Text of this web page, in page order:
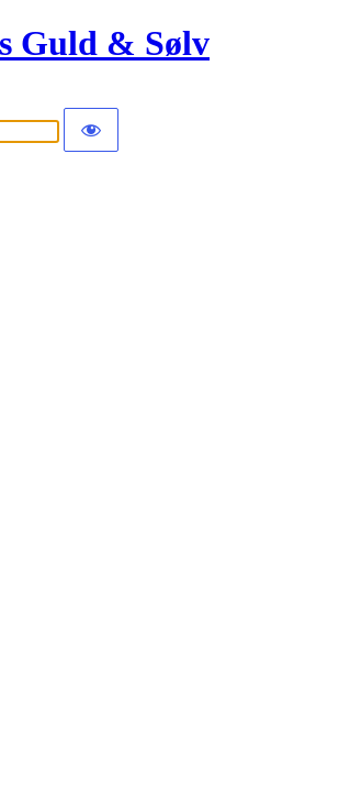
Guld & Sølv